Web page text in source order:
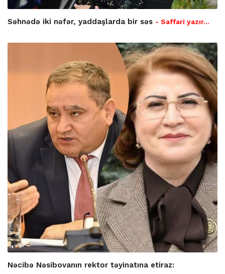
Səhnədə iki nəfər, yaddaşlarda bir səs - Saffari yazır…
Nəcibə Nəsibovanın rektor təyinatına etiraz: